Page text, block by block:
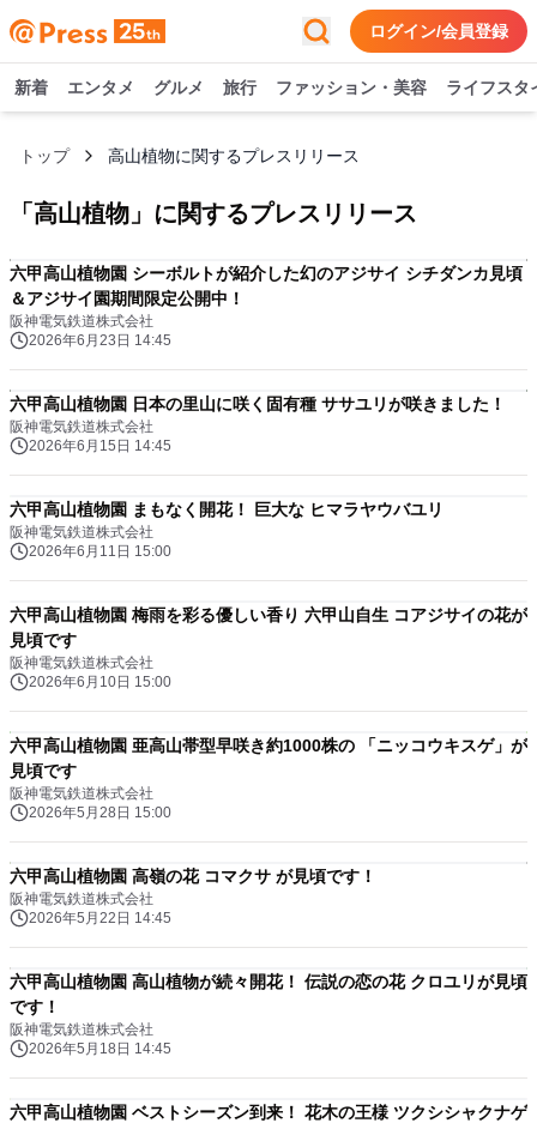
ログイン/会員登録
新着 エンタメ グルメ 旅行 ファッション・美容 ライフスタ
トップ 高山植物に関するプレスリリース
「 高山植物 」に関するプレスリリース
六甲高山植物園 シーボルトが紹介した幻のアジサイ シチダンカ見頃
＆アジサイ園期間限定公開中！
阪神電気鉄道株式会社
2026年6月23日 14:45
六甲高山植物園 日本の里山に咲く固有種 ササユリが咲きました！
阪神電気鉄道株式会社
2026年6月15日 14:45
六甲高山植物園 まもなく開花！ 巨大な ヒマラヤウバユリ
阪神電気鉄道株式会社
2026年6月11日 15:00
六甲高山植物園 梅雨を彩る優しい香り 六甲山自生 コアジサイの花が
見頃です
阪神電気鉄道株式会社
2026年6月10日 15:00
六甲高山植物園 亜高山帯型早咲き約1000株の 「ニッコウキスゲ」が
見頃です
阪神電気鉄道株式会社
2026年5月28日 15:00
六甲高山植物園 高嶺の花 コマクサ が見頃です！
阪神電気鉄道株式会社
2026年5月22日 14:45
六甲高山植物園 高山植物が続々開花！ 伝説の恋の花 クロユリが見頃
です！
阪神電気鉄道株式会社
2026年5月18日 14:45
六甲高山植物園 ベストシーズン到来！ 花木の王様 ツクシシャクナゲ